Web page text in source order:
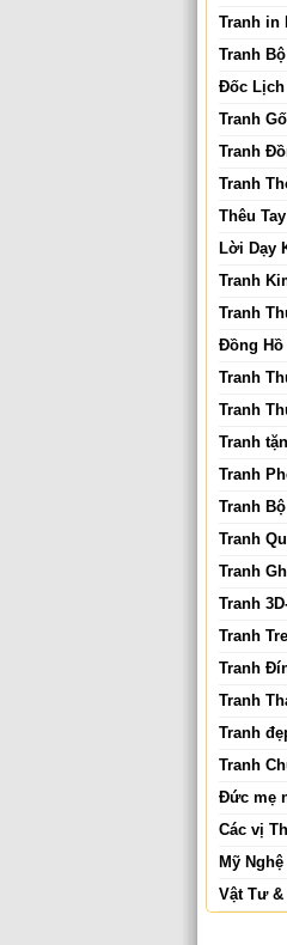
Tranh in
Tranh
Đốc Lịch
Tranh
Tranh
Tranh
Thêu
Lời Dạy
Tranh
Tranh
Đồng Hồ
Tranh
Tranh
Tranh
Tranh
Tranh
Tranh
Tranh
Tranh
Tranh
Tranh
Tranh
Tranh
Tranh
Đức mẹ
Các vị
Mỹ
Vật Tư